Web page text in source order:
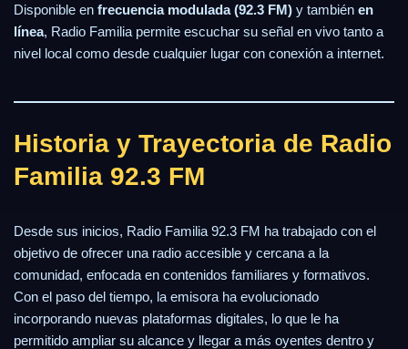
Disponible en frecuencia modulada (92.3 FM) y también en
línea, Radio Familia permite escuchar su señal en vivo tanto a
nivel local como desde cualquier lugar con conexión a internet.
Historia y Trayectoria de Radio
Familia 92.3 FM
Desde sus inicios, Radio Familia 92.3 FM ha trabajado con el
objetivo de ofrecer una radio accesible y cercana a la
comunidad, enfocada en contenidos familiares y formativos.
Con el paso del tiempo, la emisora ha evolucionado
incorporando nuevas plataformas digitales, lo que le ha
permitido ampliar su alcance y llegar a más oyentes dentro y